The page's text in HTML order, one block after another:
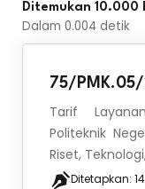
Ditemukan 10.000
Dalam 0.004 detik
75/PMK.05/
Tarif
Politeknik
Riset,
Ditetapkan: